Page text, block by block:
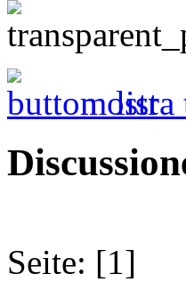
Seite: [1]